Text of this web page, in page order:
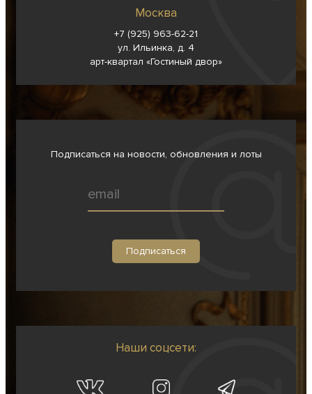
Москва
+7 (925) 963-62-21
ул. Ильинка, д. 4
арт-квартал «Гостиный двор»
Подписаться на новости, обновления и лоты
Наши соцсети: